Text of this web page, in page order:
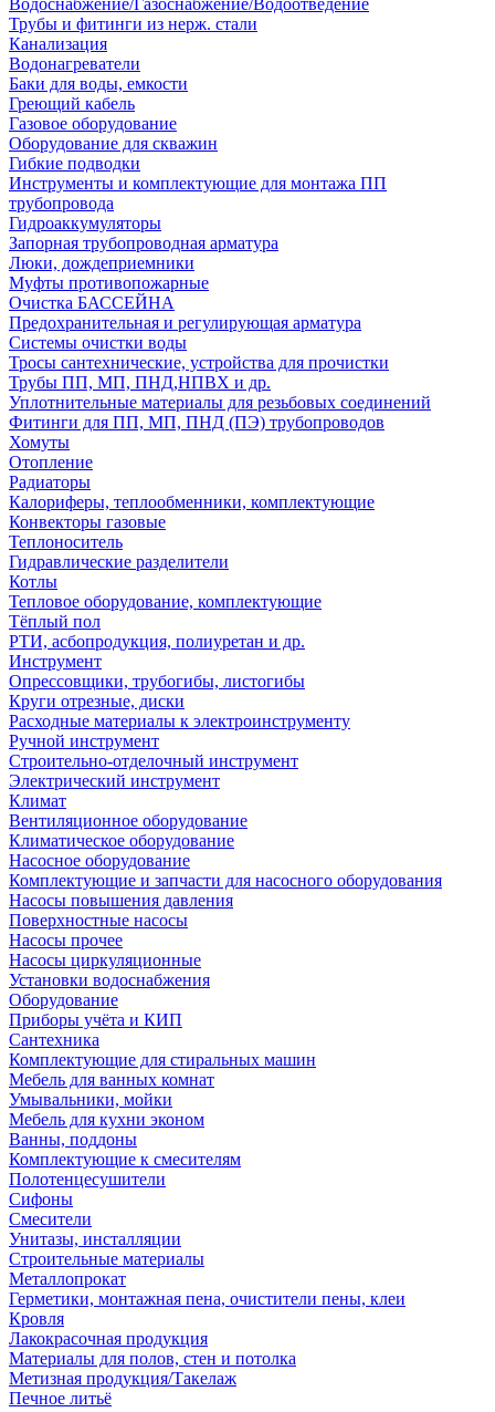
Водоснабжение/Газоснабжение/Водоотведение
Трубы и фитинги из нерж. стали
Канализация
Водонагреватели
Баки для воды, емкости
Греющий кабель
Газовое оборудование
Оборудование для скважин
Гибкие подводки
Инструменты и комплектующие для монтажа ПП
трубопровода
Гидроаккумуляторы
Запорная трубопроводная арматура
Люки, дождеприемники
Муфты противопожарные
Очистка БАССЕЙНА
Предохранительная и регулирующая арматура
Системы очистки воды
Тросы сантехнические, устройства для прочистки
Трубы ПП, МП, ПНД,НПВХ и др.
Уплотнительные материалы для резьбовых соединений
Фитинги для ПП, МП, ПНД (ПЭ) трубопроводов
Хомуты
Отопление
Радиаторы
Калориферы, теплообменники, комплектующие
Конвекторы газовые
Теплоноситель
Гидравлические разделители
Котлы
Тепловое оборудование, комплектующие
Тёплый пол
РТИ, асбопродукция, полиуретан и др.
Инструмент
Опрессовщики, трубогибы, листогибы
Круги отрезные, диски
Расходные материалы к электроинструменту
Ручной инструмент
Строительно-отделочный инструмент
Электрический инструмент
Климат
Вентиляционное оборудование
Климатическое оборудование
Насосное оборудование
Комплектующие и запчасти для насосного оборудования
Насосы повышения давления
Поверхностные насосы
Насосы прочее
Насосы циркуляционные
Установки водоснабжения
Оборудование
Приборы учёта и КИП
Сантехника
Комплектующие для стиральных машин
Мебель для ванных комнат
Умывальники, мойки
Мебель для кухни эконом
Ванны, поддоны
Комплектующие к смесителям
Полотенцесушители
Сифоны
Смесители
Унитазы, инсталляции
Строительные материалы
Металлопрокат
Герметики, монтажная пена, очистители пены, клеи
Кровля
Лакокрасочная продукция
Материалы для полов, стен и потолка
Метизная продукция/Такелаж
Печное литьё